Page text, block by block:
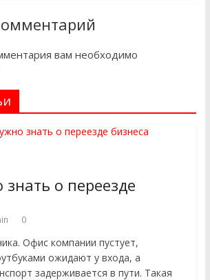
вам необходимо
о переезде
0
Офис компании пустует,
ожидают у входа, а
задерживается в пути. Такая